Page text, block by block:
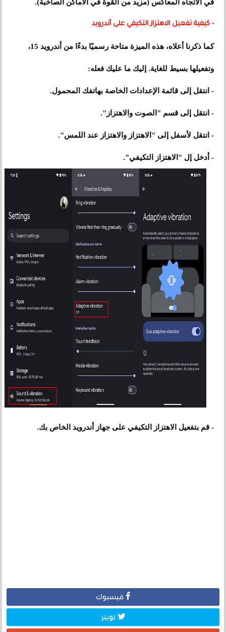
في الاتجاه المعاكس (مزيد من القوة في الأماكن الصاخبة).
- كيفية تفعيل الاهتزاز التكيفي على أندرويد
كما ذكرنا أعلاه، هذه الميزة متاحة رسميًا بدءًا من أندرويد 15،
وتفعيلها بسيط للغاية. إليك ما عليك فعله:
- انتقل إلى قائمة الإعدادات الخاصة بهاتفك المحمول.
- انتقل إلى قسم "الصوت والاهتزاز".
- انتقل لأسفل إلى "الاهتزاز والاهتزاز عند اللمس".
- أدخل إل "الاهتزاز التكيفي".
- قم بتفعيل الاهتزاز التكيفي على جهاز أندرويد الخاص بك.
فيسبوك
تويتر